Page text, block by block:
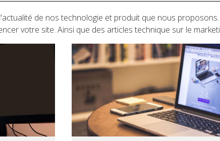
de nos technologie et produit que nous
votre site. Ainsi que des articles technique sur le